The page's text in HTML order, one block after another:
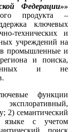
Федерации»»
продукта –
ключевых
технических и
учреждений на
в промышленные и
и поиска,
и не
функции
2) семантический
языке с учетом